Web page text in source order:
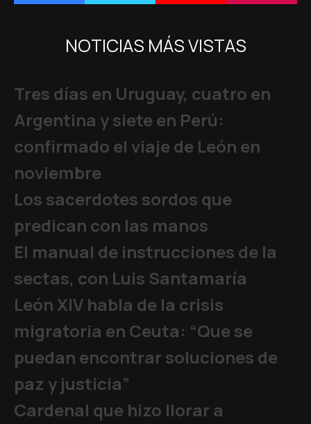
NOTICIAS MÁS VISTAS
Tres días en Uruguay, cuatro en
Argentina y siete en Perú:
confirmado el viaje de León en
noviembre
Los sacerdotes sordos que
predican con las manos
El manual de instrucciones de la
sectas, con Luis Santamaría
León XIV habla de la crisis
migratoria en Ceuta: “Que se
puedan encontrar soluciones de
paz y justicia”
Cardenal que hizo llorar a